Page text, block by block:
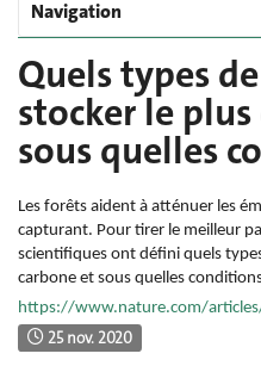
Navigation
Quels types
stocker le
sous quelles
Les forêts aident à atténuer les
capturant. Pour tirer le meilleur
scientifiques ont défini quels
carbone et sous quelles
https://www.nature.com/
25 nov. 2020